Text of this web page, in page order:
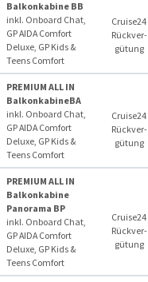
Balkonkabine BB
inkl. Onboard Chat,
GP AIDA Comfort
Deluxe, GP Kids &
Teens Comfort
Cruise24
Rückver­
gütung
PREMIUM ALL IN
BalkonkabineBA
inkl. Onboard Chat,
GP AIDA Comfort
Deluxe, GP Kids &
Teens Comfort
Cruise24
Rückver­
gütung
PREMIUM ALL IN
Balkonkabine
Panorama BP
inkl. Onboard Chat,
GP AIDA Comfort
Deluxe, GP Kids &
Teens Comfort
Cruise24
Rückver­
gütung